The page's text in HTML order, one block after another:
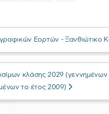
Εορτών - Ξανθιώτικο
κλάσης 2029
το έτος 2009)